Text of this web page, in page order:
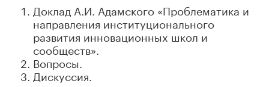
Доклад А.И. Адамского «Проблематика и
направления институционального
развития инновационных школ и
сообществ».
Вопросы.
Дискуссия.